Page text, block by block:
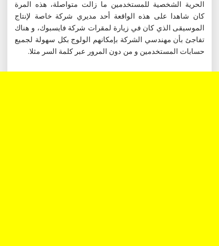
الحرية الشخصية للمستخدمين ما زالت متواصلة، هذه المرة
كان شاهدا على هذه الواقعة أحد مديري شركة خاصة لإنتاج
الموسيقى الذي كان في زيارة لمقرات شركة فايسبوك، و هناك
تفاجئ بأن مهندسي الشركة بإمكانهم الولوج بكل سهولة لجميع
حسابات المستخدمين و من دون المرور عبر كلمة السر مثلا.